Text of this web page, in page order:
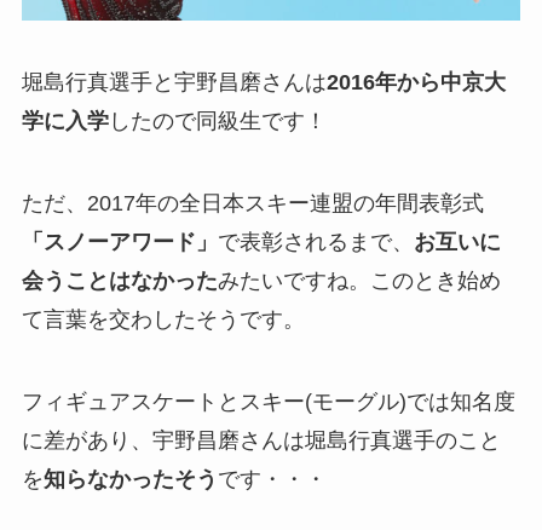
堀島行真選手と宇野昌磨さんは2016年から中京大
学に入学したので同級生です！
ただ、2017年の全日本スキー連盟の年間表彰式
「スノーアワード」 で表彰されるまで、 お互いに
会うことはなかったみたいですね。このとき始め
て言葉を交わしたそうです。
フィギュアスケートとスキー(モーグル)では知名度
に差があり、宇野昌磨さんは堀島行真選手のこと
を知らなかったそう です・・・